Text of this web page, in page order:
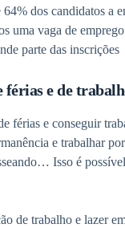
dos candidatos a
uma vaga de
parte das inscrições
férias e de
férias e conseguir
e trabalhar
Isso é
de trabalho e lazer